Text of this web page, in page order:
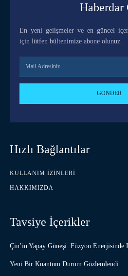
Haberdar
En yeni gelişmeler ve en güncel
için lütfen bültenimize abone olunuz.
GÖNDER
Hızlı Bağlantılar
KULLANIM İZINLERI
HAKKIMIZDA
Tavsiye İçerikler
Çin’in Yapay Güneşi: Füzyon Enerjisinde
Yeni Bir Kuantum Durum Gözlemlendi